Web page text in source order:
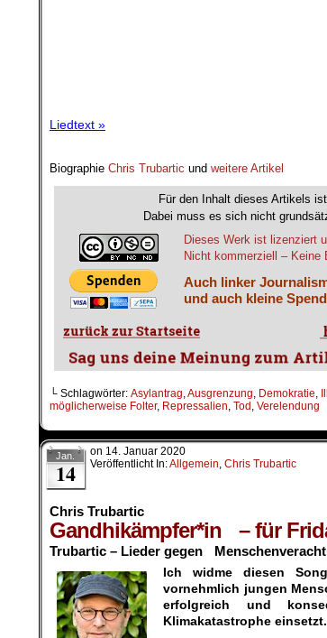
Liedtext »
Biographie Chris Trubartic und weitere Artikel
Für den Inhalt dieses Artikels
Dabei muss es sich nicht
Dieses Werk ist lizenziert
Nicht kommerziell – Keine
Auch linker
und auch kleine
└ Schlagwörter: Asylantrag,Ausgrenzung, Demokratie,
möglicherweise Folter, Repressalien, Tod , Verelendung
Jan.
14
on 14. Januar 2020
Veröffentlicht In:Allgemein, Chris Trubartic
Chris Trubartic
Gandhikämpfer*in – für
Trubartic – Lieder gegen
Ich widme diesen
vornehmlich jungen
erfolgreich und
Klimakatastrophe